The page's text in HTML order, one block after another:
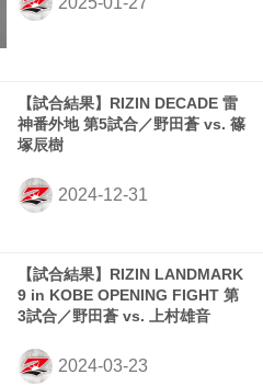
【試合結果】RIZIN DECADE 雷
神番外地 第5試合／野田蒼 vs. 篠
塚辰樹
【試合結果】RIZIN LANDMARK
9 in KOBE OPENING FIGHT 第
3試合／野田蒼 vs. 上村雄音